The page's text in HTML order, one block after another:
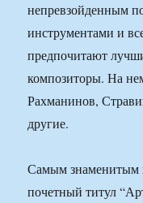
непревзойденным
инструментами и
предпочитают
композиторы. На
Рахманинов,
другие.
Самым знаменитым
почетный титул